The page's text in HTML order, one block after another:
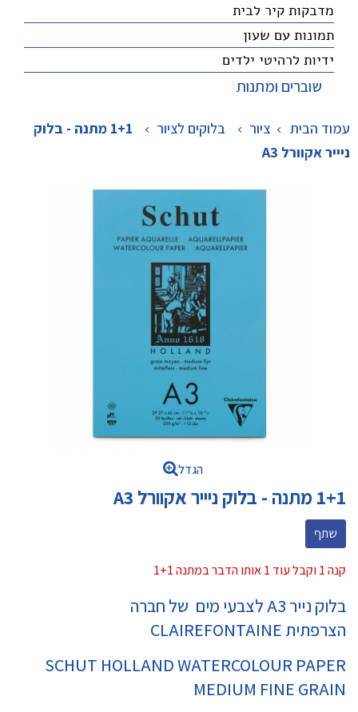
מדבקות קיר לבית
תמונות עם שעון
ידיות לרהיטי ילדים
שוברים ומתנות
עמוד הבית ציור > בלוקים לציור >
1+1 מתנה - בלוק
ניייר אקוורל A3
הגדל
1+1 מתנה - בלוק ניייר אקוורל A3
שתף
קנה 1 וקבל עוד 1 אותו הדבר במתנה 1+1
בלוק נייר A3 לצבעי מים של חברה
הצרפתית CLAIREFONTAINE
SCHUT HOLLAND WATERCOLOUR PAPER
MEDIUM FINE GRAIN